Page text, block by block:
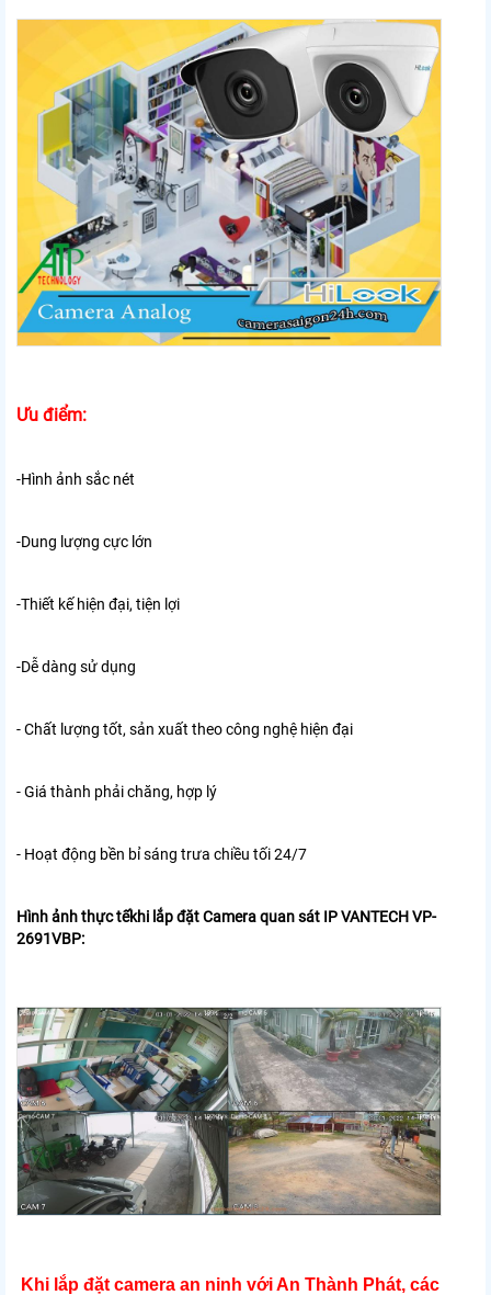
Ưu điểm:
-Hình ảnh sắc nét
-Dung lượng cực lớn
-Thiết kế hiện đại, tiện lợi
-Dễ dàng sử dụng
- Chất lượng tốt, sản xuất theo công nghệ hiện đại
- Giá thành phải chăng, hợp lý
- Hoạt động bền bỉ sáng trưa chiều tối 24/7
Hình ảnh thực tếkhi lắp đặt Camera quan sát IP VANTECH VP-
2691VBP:
Khi lắp đặt camera an ninh với An Thành Phát, các